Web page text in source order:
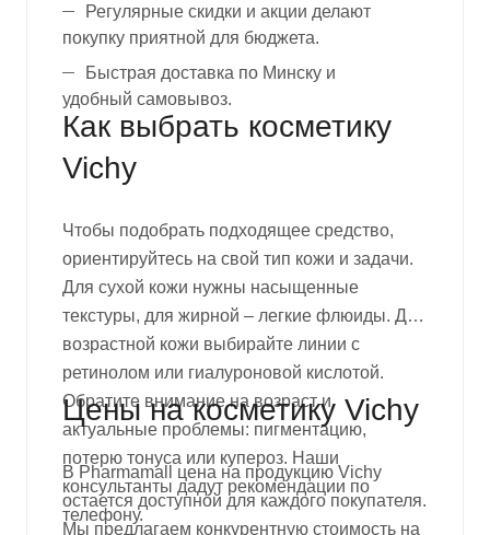
Регулярные скидки и акции делают
покупку приятной для бюджета.
Быстрая доставка по Минску и
удобный самовывоз.
Как выбрать косметику
Vichy
Чтобы подобрать подходящее средство,
ориентируйтесь на свой тип кожи и задачи.
Для сухой кожи нужны насыщенные
текстуры, для жирной – легкие флюиды. Для
возрастной кожи выбирайте линии с
ретинолом или гиалуроновой кислотой.
Обратите внимание на возраст и
актуальные проблемы: пигментацию,
потерю тонуса или купероз. Наши
консультанты дадут рекомендации по
телефону.
Цены на косметику Vichy
В Pharmamall цена на продукцию Vichy
остается доступной для каждого покупателя.
Мы предлагаем конкурентную стоимость на